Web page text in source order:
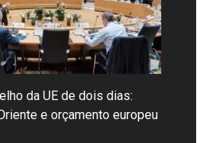
da UE de dois dias:
e orçamento europeu